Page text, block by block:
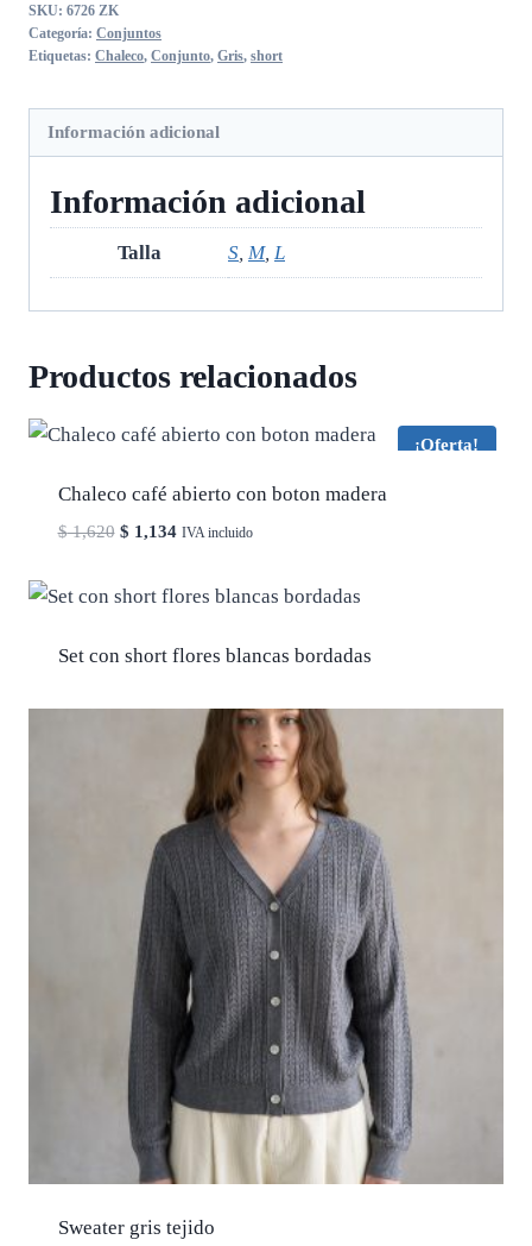
y
short
SKU: 6726 ZK
Categoría: Conjuntos
Etiquetas: Chaleco, Conjunto, Gris, short
Información adicional
Información adicional
Talla S M, L
Productos relacionados
¡Oferta!
Chaleco café abierto con boton madera
$1,620 El
original
$ 1,134El
actual
IVA incluido
Set con short flores blancas bordadas
Sweater gris tejido